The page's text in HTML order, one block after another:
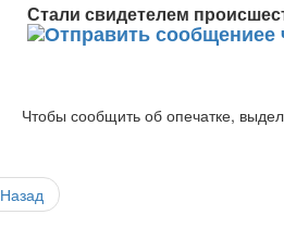
Стали свидетелем
Чтобы сообщить об опечатке,
Назад